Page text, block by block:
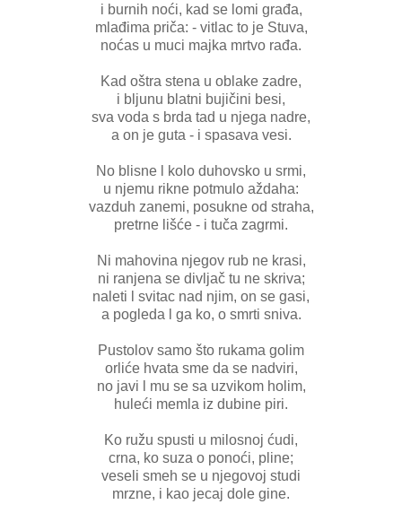
i burnih noći, kad se lomi građa,
mlađima priča: - vitlac to je Stuva,
noćas u muci majka mrtvo rađa.
Kad oštra stena u oblake zadre,
i bljunu blatni bujičini besi,
sva voda s brda tad u njega nadre,
a on je guta - i spasava vesi.
No blisne l kolo duhovsko u srmi,
u njemu rikne potmulo aždaha:
vazduh zanemi, posukne od straha,
pretrne lišće - i tuča zagrmi.
Ni mahovina njegov rub ne krasi,
ni ranjena se divljač tu ne skriva;
naleti l svitac nad njim, on se gasi,
a pogleda l ga ko, o smrti sniva.
Pustolov samo što rukama golim
orliće hvata sme da se nadviri,
no javi l mu se sa uzvikom holim,
huleći memla iz dubine piri.
Ko ružu spusti u milosnoj ćudi,
crna, ko suza o ponoći, pline;
veseli smeh se u njegovoj studi
mrzne, i kao jecaj dole gine.